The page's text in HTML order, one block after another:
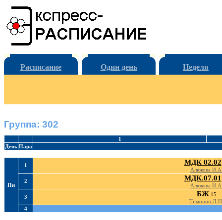
Расписание Один день Неделя
Группа: 302
1
День Пара
Пн
1 МДК 02.02
Алюкова
2
МДК.07.01
Алюкова
3
БЖ 15
Тимонин
4